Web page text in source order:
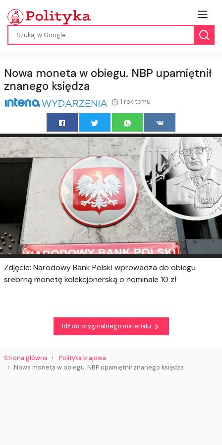
Nowa moneta w obiegu. NBP upamiętnił
znanego księdza
1 rok temu
Zdjęcie: Narodowy Bank Polski wprowadza do obiegu
srebrną monetę kolekcjonerską o nominale 10 zł
Idź do oryginalnego materiału
Strona główna
Polityka krajowa
Nowa moneta w obiegu. NBP upamiętnił znanego księdza